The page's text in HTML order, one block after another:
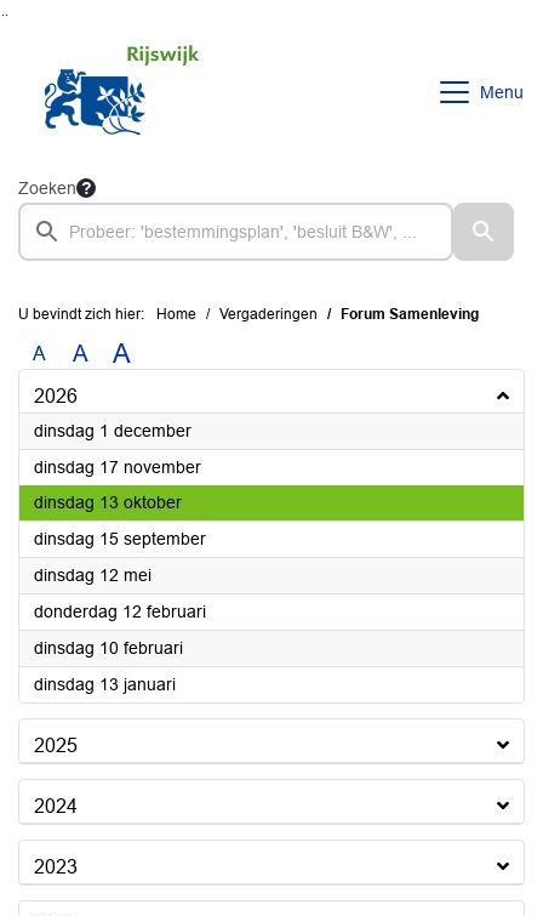
Menu
Zoeken
U bevindt zich hier: Home Vergaderingen Forum Samenleving
A A A
2026
dinsdag 1 december2026
dinsdag 17 november2026
dinsdag 13 oktober2026
dinsdag 15 september2026
dinsdag 12 mei2026
donderdag 12 februari2026
dinsdag 10 februari2026
dinsdag 13 januari2026
2025
2024
2023